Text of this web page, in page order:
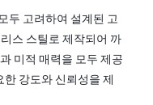
두 고려하여 설계된 고
스 스틸로 제작되어 까
미적 매력을 모두 제공
강도와 신뢰성을 제